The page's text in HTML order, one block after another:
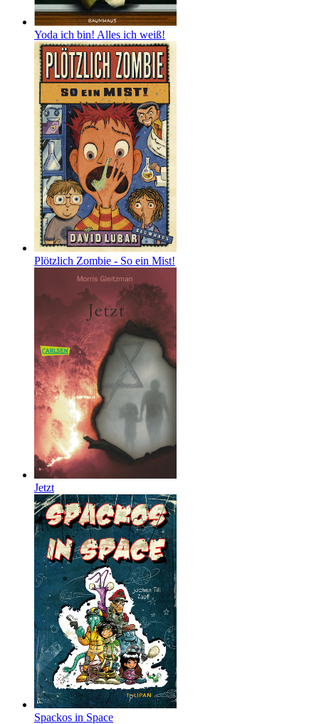
Yoda ich bin! Alles ich weiß!
Plötzlich Zombie - So ein Mist!
Jetzt
Spackos in Space